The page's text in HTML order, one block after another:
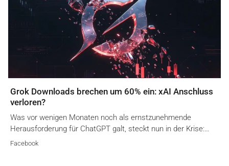
Grok Downloads brechen um 60% ein: xAI Anschluss
verloren?
Was vor wenigen Monaten noch als ernstzunehmende
Herausforderung für ChatGPT galt, steckt nun in der Krise:…
Facebook